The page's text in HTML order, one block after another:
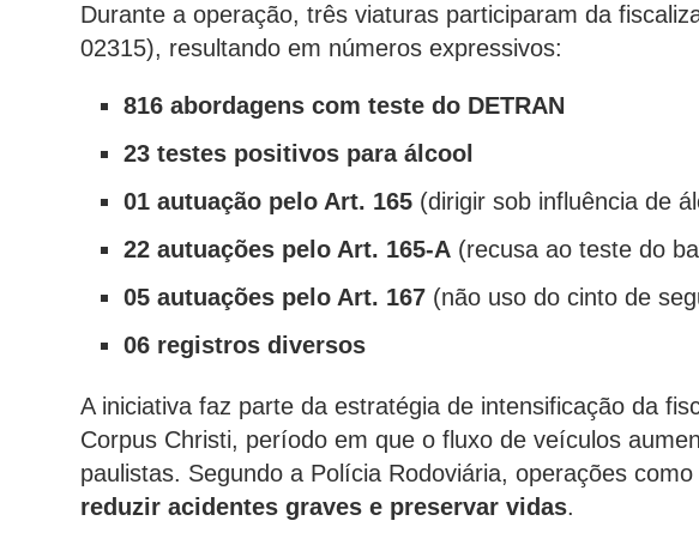
Durante a operação, três viaturas participaram da
02315), resultando em números expressivos:
816 abordagens com teste do DETRAN
23 testes positivos para álcool
01 autuação pelo Art. 165 (dirigir sob influência de
22 autuações pelo Art. 165-A (recusa ao teste do
05 autuações pelo Art. 167 (não uso do cinto de
06 registros diversos
A iniciativa faz parte da estratégia de intensificação da
Corpus Christi, período em que o fluxo de veículos
paulistas. Segundo a Polícia Rodoviária, operações
reduzir acidentes graves e preservar vidas.